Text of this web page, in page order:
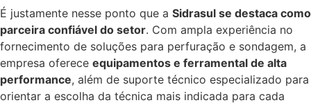
É justamente nesse ponto que a Sidrasul se destaca como
parceira confiável do setor. Com ampla experiência no
fornecimento de soluções para perfuração e sondagem, a
empresa oferece equipamentos e ferramental de alta
performance, além de suporte técnico especializado para
orientar a escolha da técnica mais indicada para cada